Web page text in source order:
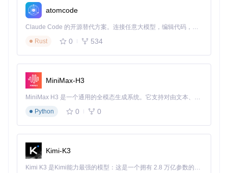
(use-package projectile
  :ensure t
  :config
启动Projectile模式只需执行(projectile-global-mode)，
之后你将拥有访问其命令的权限，例如使用
定）来查找文件，C-c p r
应用案例和最佳实践
案例一：快速切换文件
在一个多文件项目中，常需在不同文件间切换。使用
，输入部分文件名即可快速定位并打开目标文件，省去了手
动导航的时间。
atomcode
Claude Code 的开源替代方案。连接任意大模型，编辑代码，运行命令，自动验证 — 全自动执行。用 Rust 构建，极致性能。 ｜ An open-source alternative to Claude Code. Connect any LLM, edit code, run commands, and verify changes — autonomously. Built in Rust for speed. Get Started
Rust
0 534
MiniMax-H3
MiniMax H3 是一个通用的全模态生成系统。它支持对由文本、图像、视频和音频组成的多模态上下文进行统一理解，并能生成分辨率高达 2K、时长可达 15 秒的带原生立体声音频的视频。得益于面向任务泛化的系统设计，H3 在预训练阶段就已具备广泛的多模态上下文理解与生成能力，能够出色地执行复杂的多模态指令。
Python
0 0
Kimi-K3
Kimi K3 是Kimi能力最强的模型：这是一个拥有 2.8 万亿参数的混合专家（MoE）模型，具备原生视觉理解能力，并支持 100 万 token 的上下文窗口。